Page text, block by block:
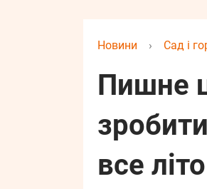
Новини › Сад і
Пишне
все літо